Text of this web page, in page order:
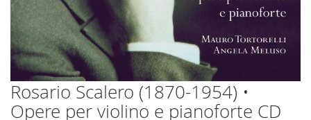
Zum
Anfang
der
Rosario Scalero (1870-1954) •
Opere per violino e pianoforte CD